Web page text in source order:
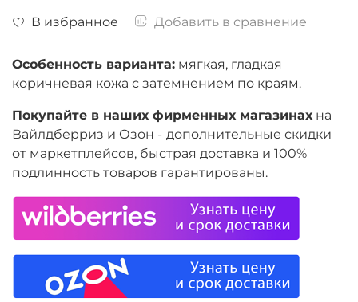
В избранное Добавить в сравнение
Особенность варианта: мягкая, гладкая
коричневая кожа с затемнением по краям.
Покупайте в наших фирменных магазинахна
Вайлдберриз и Озон - дополнительные скидки
от маркетплейсов, быстрая доставка и 100%
подлинность товаров гарантированы.